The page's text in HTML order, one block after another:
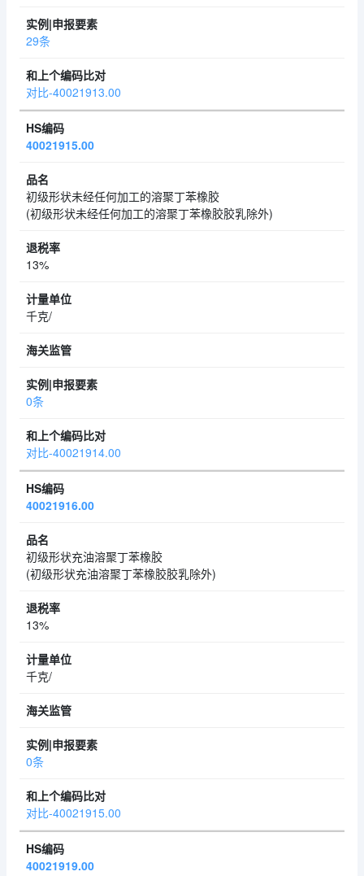
29条
对比-40021913.00
40021915.00
初级形状未经任何加工的溶聚丁苯橡胶
(初级形状未经任何加工的溶聚丁苯橡胶胶乳除外)
13%
千克/
0条
对比-40021914.00
40021916.00
初级形状充油溶聚丁苯橡胶
(初级形状充油溶聚丁苯橡胶胶乳除外)
13%
千克/
0条
对比-40021915.00
40021919.00